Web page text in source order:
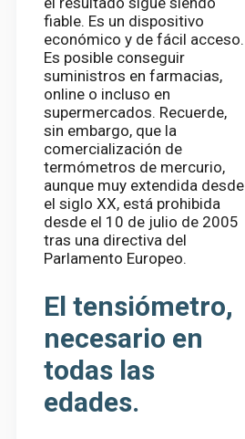
fiable. Es un dispositivo
económico y de fácil acceso.
Es posible conseguir
suministros en farmacias,
online o incluso en
supermercados. Recuerde,
sin embargo, que la
comercialización de
termómetros de mercurio,
aunque muy extendida desde
el siglo XX, está prohibida
desde el 10 de julio de 2005
tras una directiva del
Parlamento Europeo.
El tensiómetro,
necesario en
todas las
edades.